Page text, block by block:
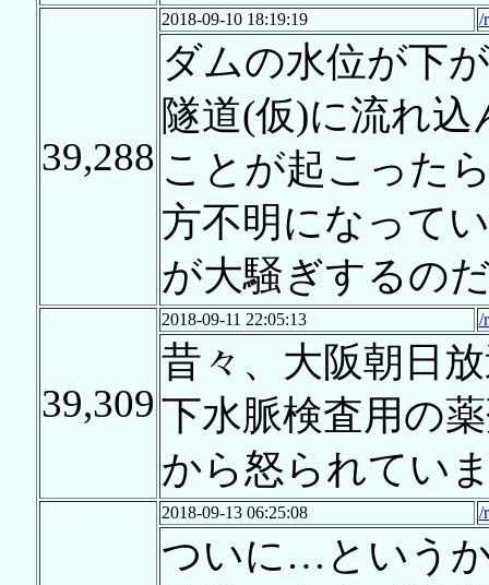
39,288
2018-09-10 18:19:19 /
ダムの水位が下
隧道(仮)に流れ
ことが起こった
方不明になって
が大騒ぎするの
39,309
2018-09-11 22:05:13 /
昔々、大阪朝日
下水脈検査用の
から怒られてい
2018-09-13 06:25:08 /
ついに…という